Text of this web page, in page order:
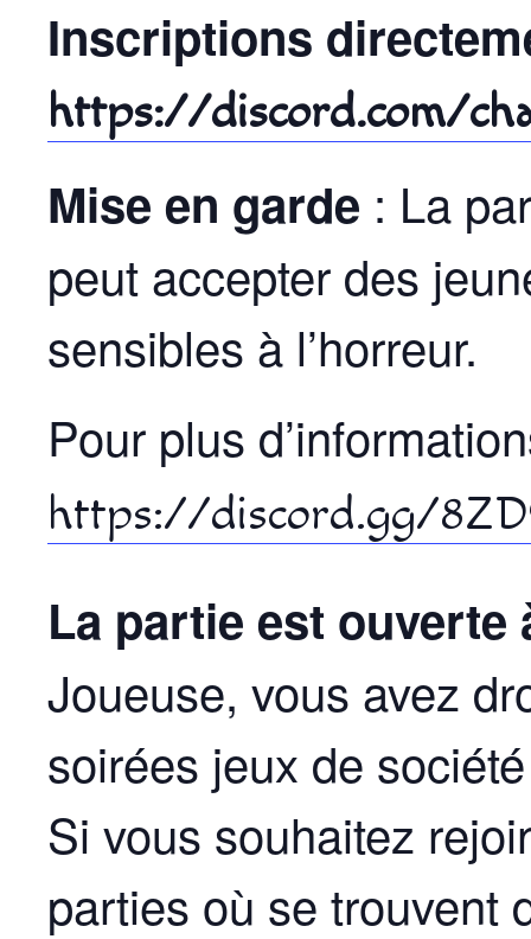
Inscriptions
https://discord.com/
Mise en garde : La
peut accepter des
sensibles à l’horreur.
Pour plus
https://discord.gg/
La partie est ouverte
Joueuse, vous avez
soirées jeux de
Si vous souhaitez
parties où se trouvent